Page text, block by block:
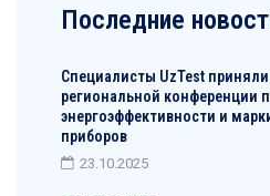
Последние
Специалисты UzTest приняли
региональной конференции
энергоэффективности и
приборов
23.10.2025